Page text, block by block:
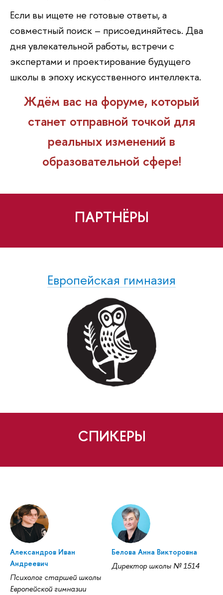
Если вы ищете не готовые ответы, а
совместный поиск – присоединяйтесь. Два
дня увлекательной работы, встречи с
экспертами и проектирование будущего
школы в эпоху искусственного интеллекта.
Ждём вас на форуме, который
станет отправной точкой для
реальных изменений
образовательной сфере!
ПАРТНЁРЫ
Европейская гимназия
СПИКЕРЫ
Александров Иван
Андреевич
Психолог старшей школы
Европейской гимназии
Белова Анна Викторовна
Директор школы № 1514